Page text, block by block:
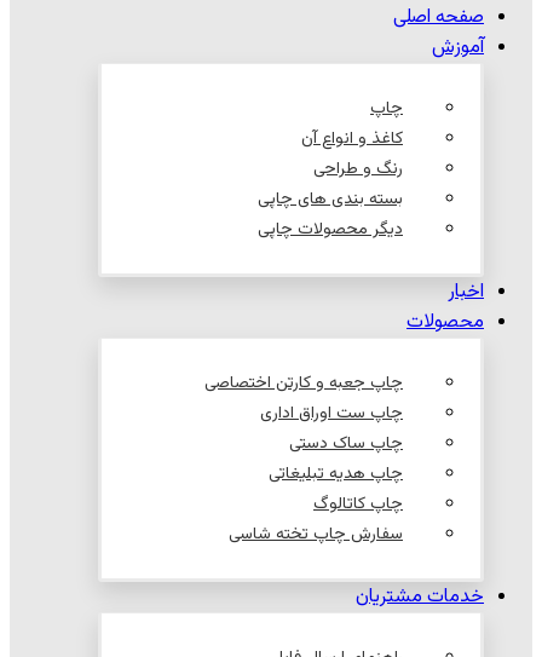
صفحه اصلی
آموزش
چاپ
کاغذ و انواع آن
رنگ و طراحی
بسته بندی های چاپی
دیگر محصولات چاپی
اخبار
محصولات
چاپ جعبه و کارتن اختصاصی
چاپ ست اوراق اداری
چاپ ساک دستی
چاپ هدیه تبلیغاتی
چاپ کاتالوگ
سفارش چاپ تخته شاسی
خدمات مشتریان